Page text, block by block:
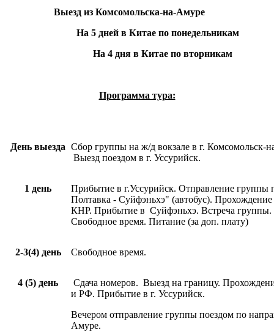
Выезд из Комсомольска-на-Амуре
На 5 дней в Китае по понедельникам
На 4 дня в Китае по вторникам
Программа тура:
День выезда Сбор группы на ж/д вокзале в г. Комсомольск-
Выезд поездом в г. Уссурийск.
1 день
Прибытие в г.Уссурийск. Отправление
Полтавка - Суйфэньхэ" (автобус).
КНР. Прибытие в Суйфэньхэ. Встреча группы.
Свободное время. Питание (за доп. плату)
2-3(4) день Свободное время.
4 (5) день
Сдача номеров. Выезд на границу.
и РФ. Прибытие в г. Уссурийск.
Вечером отправление группы поездом по
Амуре.